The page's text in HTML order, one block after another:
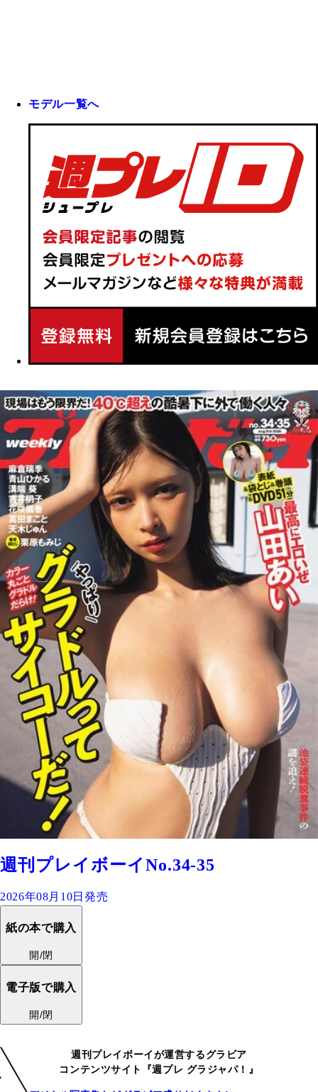
モデル一覧へ
週刊プレイボーイNo.34-35
2026年08月10日発売
紙の本で購入
開/閉
電子版で購入
開/閉
週刊プレイボーイが運営するグラビア
コンテンツサイト『週プレ グラジャパ！』